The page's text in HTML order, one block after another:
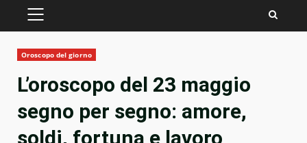
PRIMARY
Oroscopo del giorno
L’oroscopo del 23 maggio
segno per segno: amore,
soldi, fortuna e lavoro